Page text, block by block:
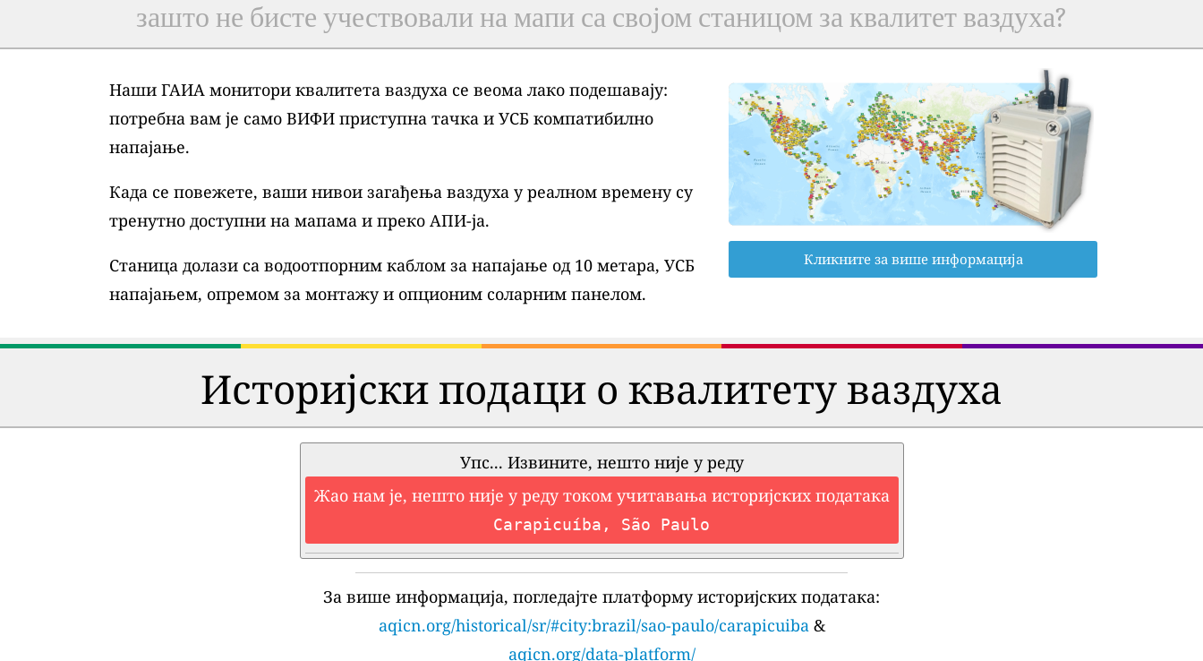
зашто не бисте учествовали на мапи са својом станицом за квалитет ваздуха?
Наши ГАИА монитори квалитета ваздуха се веома лако подешавају:
потребна вам је само ВИФИ приступна тачка и УСБ компатибилно
напајање.
Када се повежете, ваши нивои загађења ваздуха у реалном времену су
тренутно доступни на мапама и преко АПИ-ја.
Станица долази са водоотпорним каблом за напајање од 10 метара, УСБ
напајањем, опремом за монтажу и опционим соларним панелом.
Кликните за више информација
Историјски подаци о квалитету ваздуха
Упс... Извините, нешто није у реду
Жао нам је, нешто није у реду током учитавања историјских података
Carapicuíba, São Paulo
За више информација, погледајте платформу историјских података:
aqicn.org/historical/sr/#city:brazil/sao-paulo/carapicuiba&
aqicn.org/data-platform/